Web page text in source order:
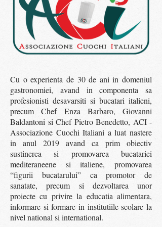
Cu o experienta de 30 de ani in domeniul
gastronomiei, avand in componenta sa
profesionisti desavarsiti si bucatari italieni,
precum Chef Enza Barbaro, Giovanni
Baldantoni si Chef Pietro Benedetto, ACI -
Associazione Cuochi Italiani a luat nastere
in anul 2019 avand ca prim obiectiv
sustinerea si promovarea bucatariei
mediteraneene si italiene, promovarea
“figurii bucatarului” ca promotor de
sanatate, precum si dezvoltarea unor
proiecte cu privire la educatia alimentara,
informare si formare in institutiile scolare la
nivel national si international.